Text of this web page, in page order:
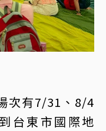
次有7/31、8/4
台東市國際地